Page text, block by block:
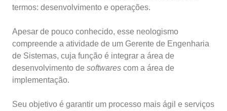
termos: desenvolvimento e operações.
Apesar de pouco conhecido, esse neologismo
compreende a atividade de um Gerente de Engenharia
de Sistemas, cuja função é integrar a área de
desenvolvimento de softwares com a área de
implementação.
Seu objetivo é garantir um processo mais ágil e serviços